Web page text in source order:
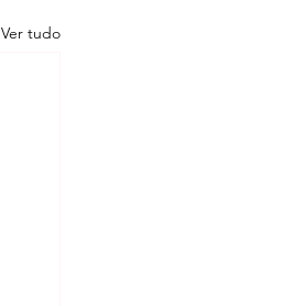
Ver tudo